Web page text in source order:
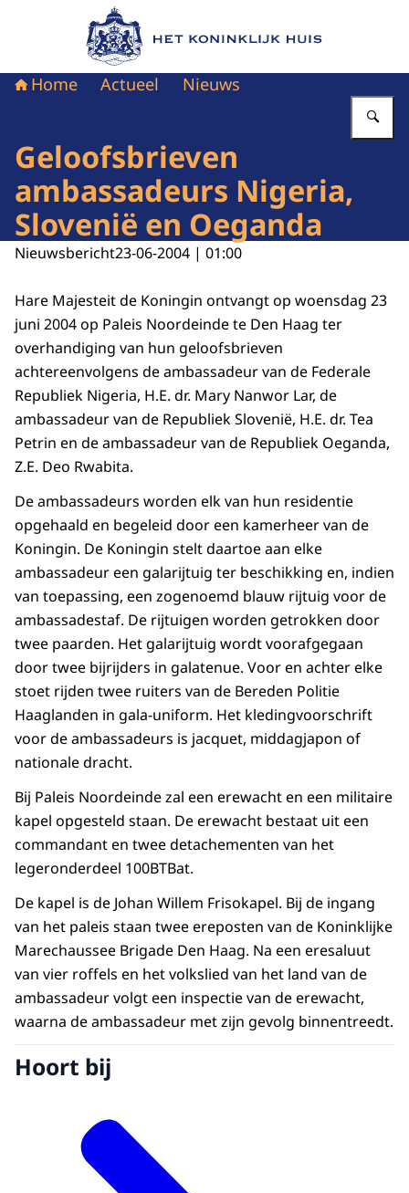
Naar de homepage van Het Koninklijk Huis
Home Actueel Nieuws
Geloofsbrieven
ambassadeurs Nigeria,
Slovenië en Oeganda
Nieuwsbericht23-06-2004 | 01:00
Hare Majesteit de Koningin ontvangt op woensdag 23
juni 2004 op Paleis Noordeinde te Den Haag ter
overhandiging van hun geloofsbrieven
achtereenvolgens de ambassadeur van de Federale
Republiek Nigeria, H.E. dr. Mary Nanwor Lar, de
ambassadeur van de Republiek Slovenië, H.E. dr. Tea
Petrin en de ambassadeur van de Republiek Oeganda,
Z.E. Deo Rwabita.
De ambassadeurs worden elk van hun residentie
opgehaald en begeleid door een kamerheer van de
Koningin. De Koningin stelt daartoe aan elke
ambassadeur een galarijtuig ter beschikking en, indien
van toepassing, een zogenoemd blauw rijtuig voor de
ambassadestaf. De rijtuigen worden getrokken door
twee paarden. Het galarijtuig wordt voorafgegaan
door twee bijrijders in galatenue. Voor en achter elke
stoet rijden twee ruiters van de Bereden Politie
Haaglanden in gala-uniform. Het kledingvoorschrift
voor de ambassadeurs is jacquet, middagjapon of
nationale dracht.
Bij Paleis Noordeinde zal een erewacht en een militaire
kapel opgesteld staan. De erewacht bestaat uit een
commandant en twee detachementen van het
legeronderdeel 100BTBat.
De kapel is de Johan Willem Frisokapel. Bij de ingang
van het paleis staan twee ereposten van de Koninklijke
Marechaussee Brigade Den Haag. Na een eresaluut
van vier roffels en het volkslied van het land van de
ambassadeur volgt een inspectie van de erewacht,
waarna de ambassadeur met zijn gevolg binnentreedt.
Hoort bij